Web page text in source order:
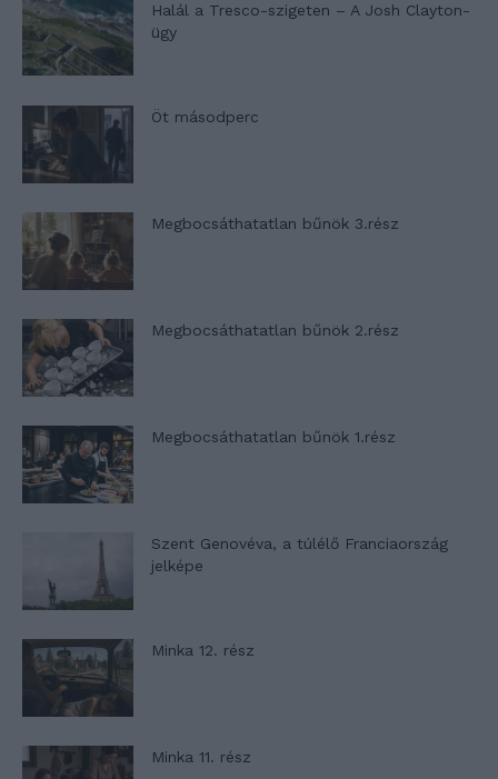
Halál a Tresco-szigeten – A Josh Clayton-
ügy
Öt másodperc
Megbocsáthatatlan bűnök 3.rész
Megbocsáthatatlan bűnök 2.rész
Megbocsáthatatlan bűnök 1.rész
Szent Genovéva, a túlélő Franciaország
jelképe
Minka 12. rész
Minka 11. rész